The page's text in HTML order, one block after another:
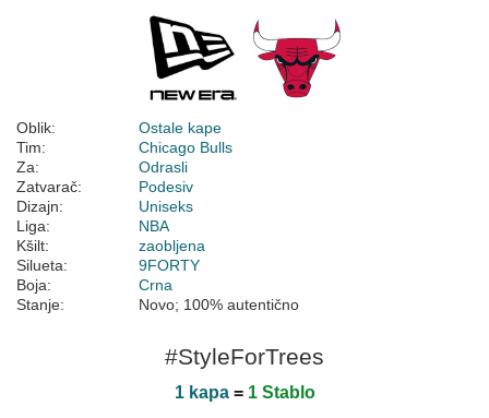
Oblik:
Ostale kape
Tim:
Chicago Bulls
Za:
Odrasli
Zatvarač:
Podesiv
Dizajn:
Uniseks
Liga:
NBA
Kšilt:
zaobljena
Silueta:
9FORTY
Boja:
Crna
Stanje:
Novo; 100% autentično
#StyleForTrees
1 kapa= 1 Stablo